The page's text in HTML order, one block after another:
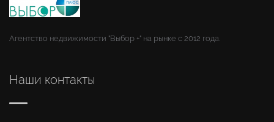
Агентство недвижимости "Выбор +" на рынке с 2012 года.
Наши контакты